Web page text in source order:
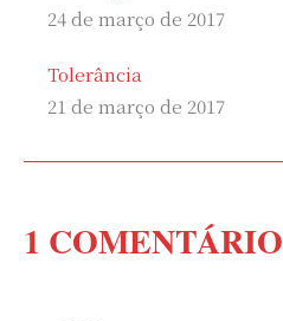
24 de março de 2017
Tolerância
21 de março de 2017
1 COMENTÁRIO